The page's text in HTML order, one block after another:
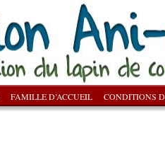
FAMILLE D’ACCUEIL CONDITIONS